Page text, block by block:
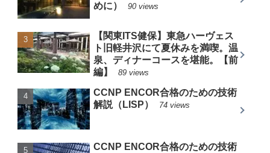
めに）
90 views
【関東ITS健保】東急ハーヴェス
ト旧軽井沢にて夏休みを満喫。温
泉、ディナーコースを堪能。【前
編】
89 views
CCNP ENCOR合格のための技術
解説（LISP）
74 views
CCNP ENCOR合格のための技術